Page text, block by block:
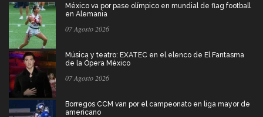
México va por pase olímpico en mundial de flag football
en Alemania
07 Agosto 2026
Música y teatro: EXATEC en el elenco de El Fantasma
de la Ópera México
07 Agosto 2026
Borregos CCM van por el campeonato en liga mayor de
americano